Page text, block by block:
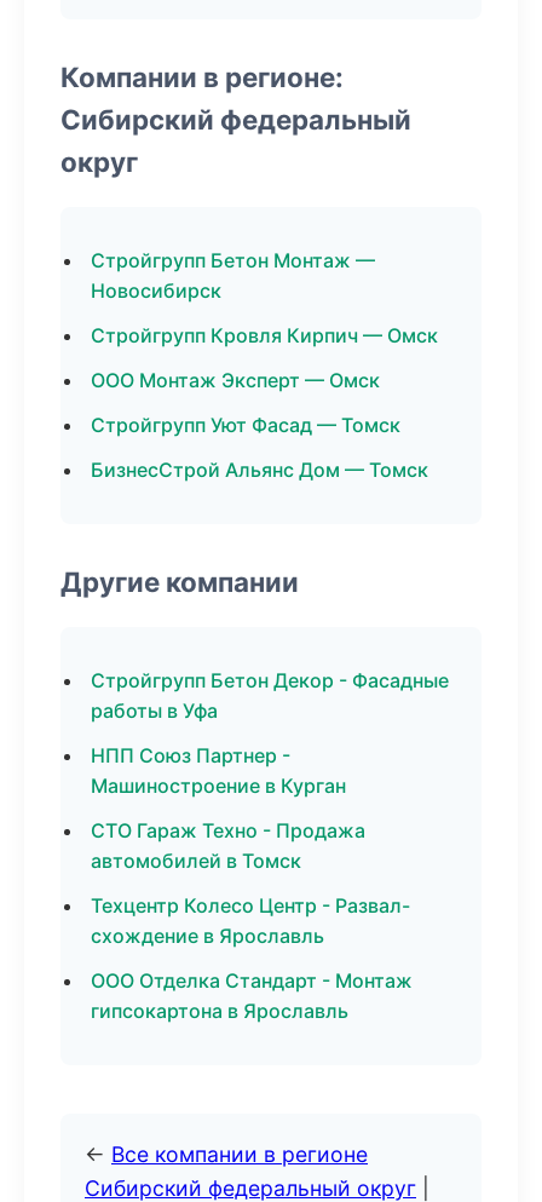
Компании в регионе:
Сибирский федеральный
округ
Стройгрупп Бетон Монтаж —
Новосибирск
Стройгрупп Кровля Кирпич — Омск
ООО Монтаж Эксперт — Омск
Стройгрупп Уют Фасад — Томск
БизнесСтрой Альянс Дом — Томск
Другие компании
Стройгрупп Бетон Декор - Фасадные
работы в Уфа
НПП Союз Партнер -
Машиностроение в Курган
СТО Гараж Техно - Продажа
автомобилей в Томск
Техцентр Колесо Центр - Развал-
схождение в Ярославль
ООО Отделка Стандарт - Монтаж
гипсокартона в Ярославль
← Все компании в регионе
Сибирский федеральный округ